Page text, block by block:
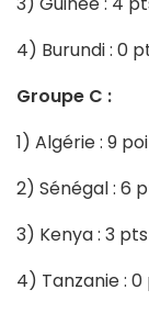
4) Burundi : 0
Groupe C :
1) Algérie : 9
2) Sénégal : 6
3) Kenya : 3
4) Tanzanie :